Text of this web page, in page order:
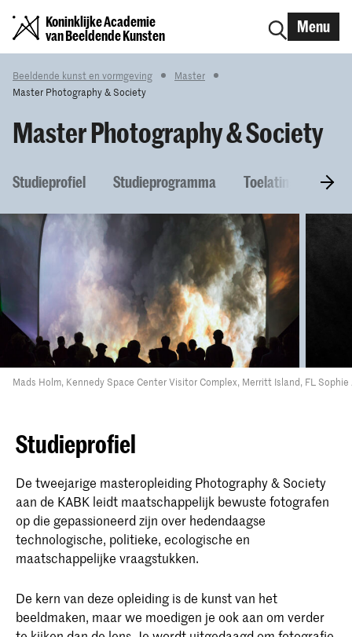
Koninklijke Academie
van Beeldende Kunsten
Menu
Beeldende kunst en vormgeving
Master
Master Photography & Society
Master Photography & Society
Studieprofiel Studieprogramma Toelatingseisen
Mads Holm, Kennedy Space Center Visitor Complex, Merritt Island, FL Sophie
Studieprofiel
De tweejarige masteropleiding Photography & Society
aan de KABK leidt maatschappelijk bewuste fotografen
op die gepassioneerd zijn over hedendaagse
technologische, politieke, ecologische en
maatschappelijke vraagstukken.
De kern van deze opleiding is de kunst van het
beeldmaken, maar we moedigen je ook aan om verder